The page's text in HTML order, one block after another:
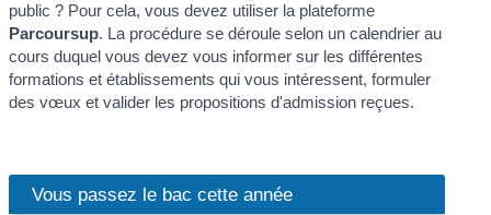
public ? Pour cela, vous devez utiliser la plateforme
Parcoursup. La procédure se déroule selon un calendrier au
cours duquel vous devez vous informer sur les différentes
formations et établissements qui vous intéressent, formuler
des vœux et valider les propositions d'admission reçues.
Vous passez le bac cette année